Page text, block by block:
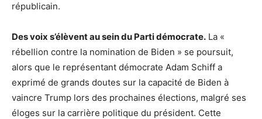
républicain.
Des voix s’élèvent au sein du Parti démocrate. La «
rébellion contre la nomination de Biden » se poursuit,
alors que le représentant démocrate Adam Schiff a
exprimé de grands doutes sur la capacité de Biden à
vaincre Trump lors des prochaines élections, malgré ses
éloges sur la carrière politique du président. Cette